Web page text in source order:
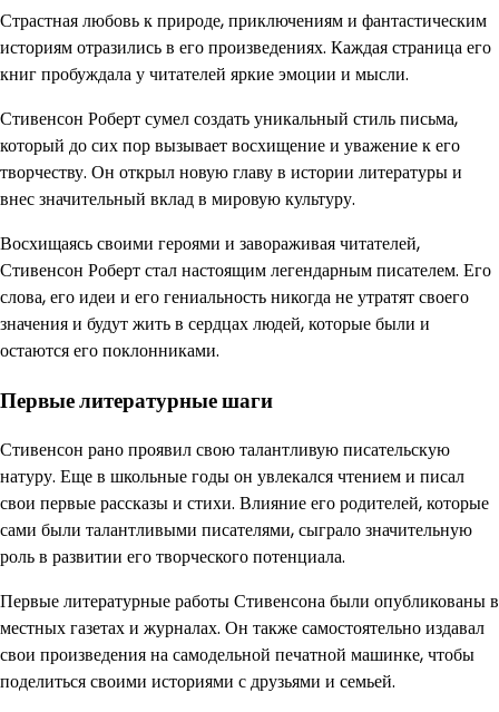
Страстная любовь к природе, приключениям и фантастическим
историям отразились в его произведениях. Каждая страница его
книг пробуждала у читателей яркие эмоции и мысли.
Стивенсон Роберт сумел создать уникальный стиль письма,
который до сих пор вызывает восхищение и уважение к его
творчеству. Он открыл новую главу в истории литературы и
внес значительный вклад в мировую культуру.
Восхищаясь своими героями и завораживая читателей,
Стивенсон Роберт стал настоящим легендарным писателем. Его
слова, его идеи и его гениальность никогда не утратят своего
значения и будут жить в сердцах людей, которые были и
остаются его поклонниками.
Первые литературные шаги
Стивенсон рано проявил свою талантливую писательскую
натуру. Еще в школьные годы он увлекался чтением и писал
свои первые рассказы и стихи. Влияние его родителей, которые
сами были талантливыми писателями, сыграло значительную
роль в развитии его творческого потенциала.
Первые литературные работы Стивенсона были опубликованы в
местных газетах и журналах. Он также самостоятельно издавал
свои произведения на самодельной печатной машинке, чтобы
поделиться своими историями с друзьями и семьей.